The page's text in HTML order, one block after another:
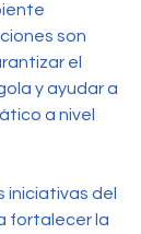
son
el
y ayudar a
a nivel
iniciativas del
fortalecer la